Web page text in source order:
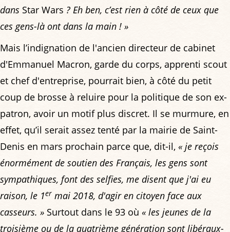
dans Star Wars ? Eh ben, c’est rien à côté de ceux que
ces gens-là ont dans la main ! »
Mais l’indignation de l'ancien directeur de cabinet
d'Emmanuel Macron, garde du corps, apprenti scout
et chef d'entreprise, pourrait bien, à côté du petit
coup de brosse à reluire pour la politique de son ex-
patron, avoir un motif plus discret. Il se murmure, en
effet, qu’il serait assez tenté par la mairie de Saint-
Denis en mars prochain parce que, dit-il, « je reçois
énormément de soutien des Français, les gens sont
sympathiques, font des selfies, me disent que j'ai eu
raison, le 1er mai 2018, d'agir en citoyen face aux
casseurs. » Surtout dans le 93 où « les jeunes de la
troisième ou de la quatrième génération sont libéraux-